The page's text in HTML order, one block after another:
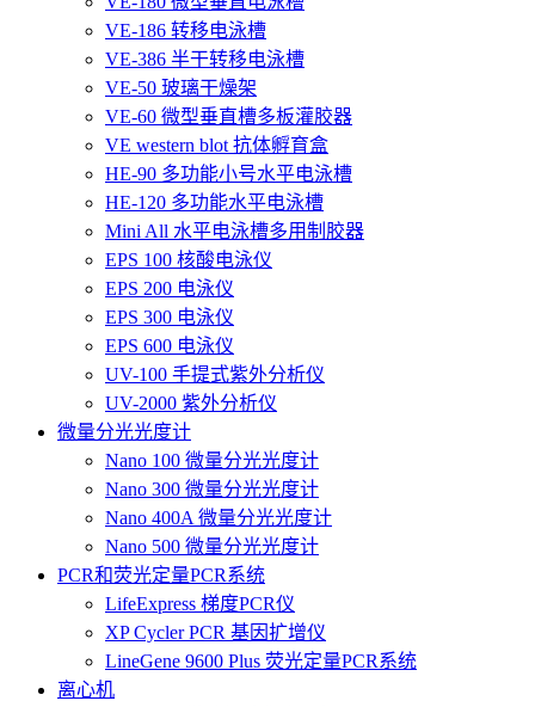
VE-186 转移电泳槽
VE-386 半干转移电泳槽
VE-50 玻璃干燥架
VE-60 微型垂直槽多板灌胶器
VE western blot 抗体孵育盒
HE-90 多功能小号水平电泳槽
HE-120 多功能水平电泳槽
Mini All 水平电泳槽多用制胶器
EPS 100 核酸电泳仪
EPS 200 电泳仪
EPS 300 电泳仪
EPS 600 电泳仪
UV-100 手提式紫外分析仪
UV-2000 紫外分析仪
微量分光光度计
Nano 100 微量分光光度计
Nano 300 微量分光光度计
Nano 400A 微量分光光度计
Nano 500 微量分光光度计
PCR和荧光定量PCR系统
LifeExpress 梯度PCR仪
XP Cycler PCR 基因扩增仪
LineGene 9600 Plus 荧光定量PCR系统
离心机